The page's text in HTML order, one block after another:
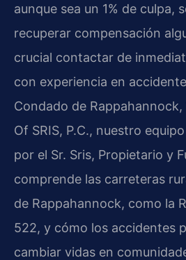
aunque sea un 1% de culpa,
recuperar compensación
crucial contactar de
con experiencia en
Condado de
Of SRIS, P.C., nuestro
por el Sr. Sris, Propietario y
comprende las carreteras
de Rappahannock, como la
522, y cómo los accidentes
cambiar vidas en